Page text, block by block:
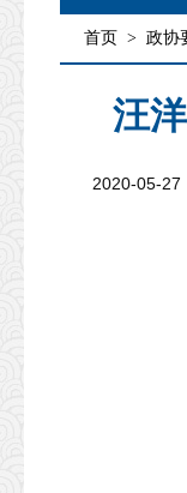
首页 > 政协
汪
2020-05-27